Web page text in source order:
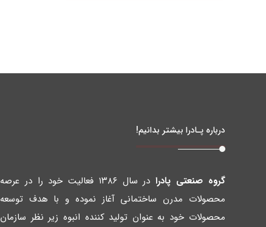
درباره پـادرا بیشتر بدانیم!
گروه صنعتی پادرا
در سال ۱۳۸۶ فعالیت خود را در عرصه
محصولات مدرن ساختمانی آغاز نموده و با هدف توسعه
محصولات خود به عنوان تولید کننده انبوه زیر نظر سازمان